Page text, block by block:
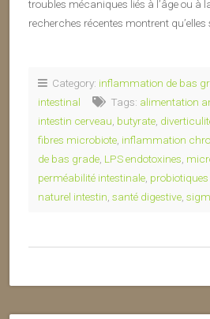
troubles mécaniques liés à l’âge ou à
recherches récentes montrent qu’elles
Category: inflammation de bas
intestinal
Tags: alimentation
intestin cerveau butyrate
fibres microbiote inflammation
de bas grade LPS endotoxines
perméabilité intestinale
naturel intestin santé digestive